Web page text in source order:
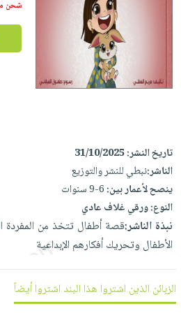
إختياراتنا
صندوق
iKitab
أسئلة
iKitab
على
Android
تحميل
iKitab
على
masmu3
تحميل
masmu3
على
Apple
المواضيع
وسائل
جوائز
والعناية
الشخصية
أجهزة
العناية
الشخصية
العناية
وتصفيف
العناية
بالجسم
المطبخ
والسفرة
جديد
الكل
أواني
الطهي
أدوات
متجر
الهدايا
أقسام
شحن
تاريخ النشر:31/10/2025
الناشر:نبطي للنشر والتوزيع
ينصح لأعمار بين:6-9 سنوات
النوع:ورقي غلاف عادي
نبذة الناشر:قصة أطفال تتخذ من المفردة
الأطفال وتحريك أفكارهم الإبداعية
الزبائن الذين اشتروا هذا البند اشتروا أيضاً